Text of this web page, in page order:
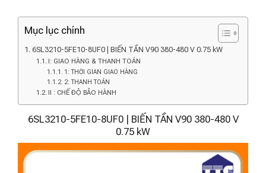
Mục lục chính
6SL3210-5FE10-8UF0 | BIẾN TẦN V90 380-480 V 0.75 kW
I: GIAO HÀNG & THANH TOÁN
1: THỜI GIAN GIAO HÀNG
2: THANH TOÁN
II : CHẾ ĐỘ BẢO HÀNH
6SL3210-5FE10-8UF0 | BIẾN TẦN V90 380-480 V
0.75 kW